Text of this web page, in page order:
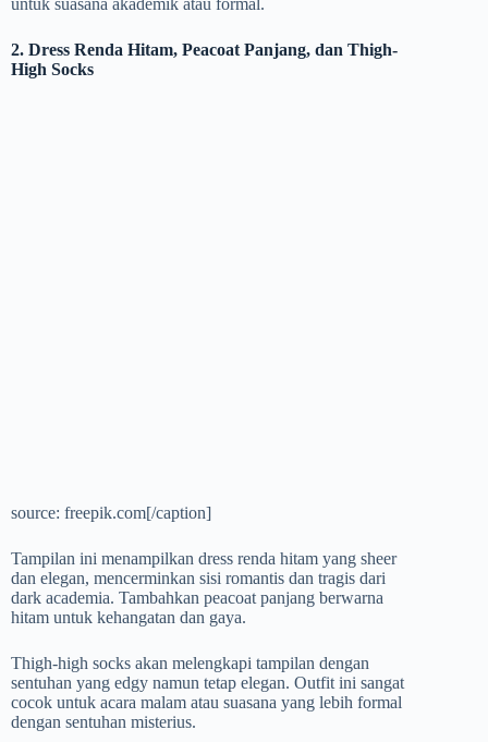
untuk suasana akademik atau formal.
2. Dress Renda Hitam, Peacoat Panjang, dan Thigh-
High Socks
source: freepik.com[/caption]
Tampilan ini menampilkan dress renda hitam yang sheer
dan elegan, mencerminkan sisi romantis dan tragis dari
dark academia. Tambahkan peacoat panjang berwarna
hitam untuk kehangatan dan gaya.
Thigh-high socks akan melengkapi tampilan dengan
sentuhan yang edgy namun tetap elegan. Outfit ini sangat
cocok untuk acara malam atau suasana yang lebih formal
dengan sentuhan misterius.